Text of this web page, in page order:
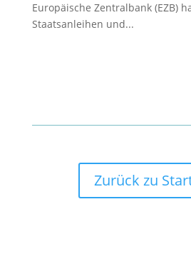
Europäische Zentralbank (EZB)
Staatsanleihen und...
Zurück zu